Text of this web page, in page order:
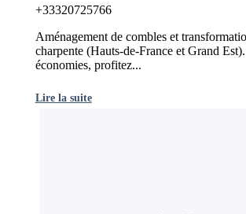
+33320725766
Aménagement de combles et
charpente (Hauts-de-France et Grand
économies, profitez...
Lire la suite